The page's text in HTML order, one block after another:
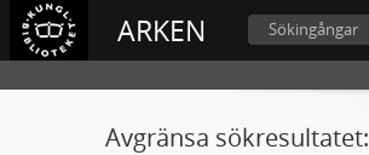
ARKEN Sökingångar
Avgränsa sökresultatet: